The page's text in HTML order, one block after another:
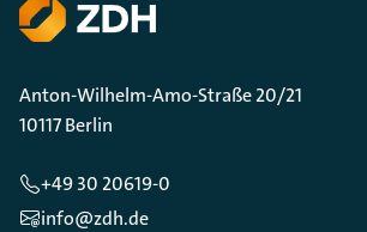
Anton-Wilhelm-Amo-Straße 20/21
10117 Berlin
+49 30 20619-0
info@zdh.de